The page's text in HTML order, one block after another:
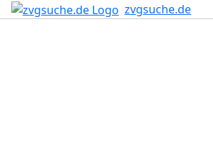
zvgsuche.de